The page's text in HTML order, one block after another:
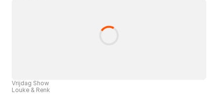
Vrijdag Show
Louke & Renk